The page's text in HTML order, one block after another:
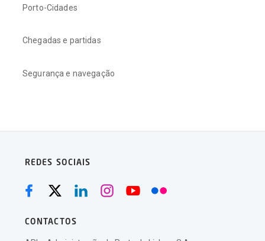
Porto-Cidades
Chegadas e partidas
Segurança e navegação
REDES SOCIAIS
CONTACTOS